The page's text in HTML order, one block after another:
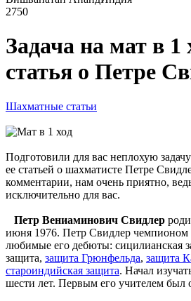
2750
Задача на мат в 1
статья о Петре
Шахматные статьи
Подготовили для вас неплохую
ее статьей о шахматисте Петре
комментарии, нам очень приятно,
исключительно для вас.
Петр Вениаминович Свидлер
июня 1976. Петр Свидлер чемпионом
любимые его дебюты: сицилианская
защита, защита Грюнфельда, защита
староиндийская защита. Начал
шести лет. Первым его учителем был